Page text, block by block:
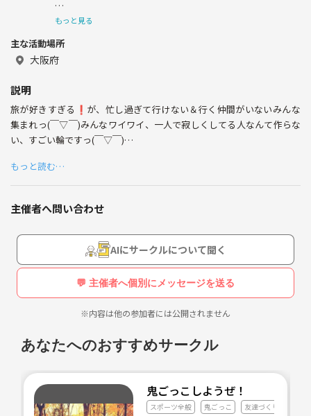
私はイベントを毎週、週に4回以上打ってる兄貴的存在の
バーベキュー、飲み会、タコパ、バスケ、旅館お泊まり会
実際に100人くらい友達が増えた方々もいますっ(￣▽￣)
もっと見る
主な活動場所
大阪府
説明
旅が好きすぎる❗️が、忙し過ぎて行けない＆行く仲間がいないみんな
集まれっ(￣▽￣)みんなワイワイ、一人で寂しくしてる人なんて作らな
い、すごい輪ですっ(￣▽￣)
す★一日中一緒にいれば★
旅行、バーベキューもじゃんじゃんやってます！
旅行行きたいのに一人旅じゃ嫌だ！
旅行行きたいのにきっかけがない！
友達作り、とにかく一緒に笑い、泣き、相談出来る仲間が欲しい！
大阪に仕事で来たけど、友達が出来ない！
47都道府県生まれの友達作りをしたい！
などなど、該当する方は気軽にメッセージ下さいっ(￣▽￣)
三年前に比べると、すごい数の友達が増えました！オレも★
気になる方は
1.ニックネーム
3.住んでる地域
4.年齢
もっと読む…
主催者へ問い合わせ
AIにサークルについて聞く
💬 主催者へ個別にメッセージを送る
※内容は他の参加者には公開されません
あなたへのおすすめサークル
鬼ごっこしようぜ！
スポーツ全般 鬼ごっこ 友達づくり